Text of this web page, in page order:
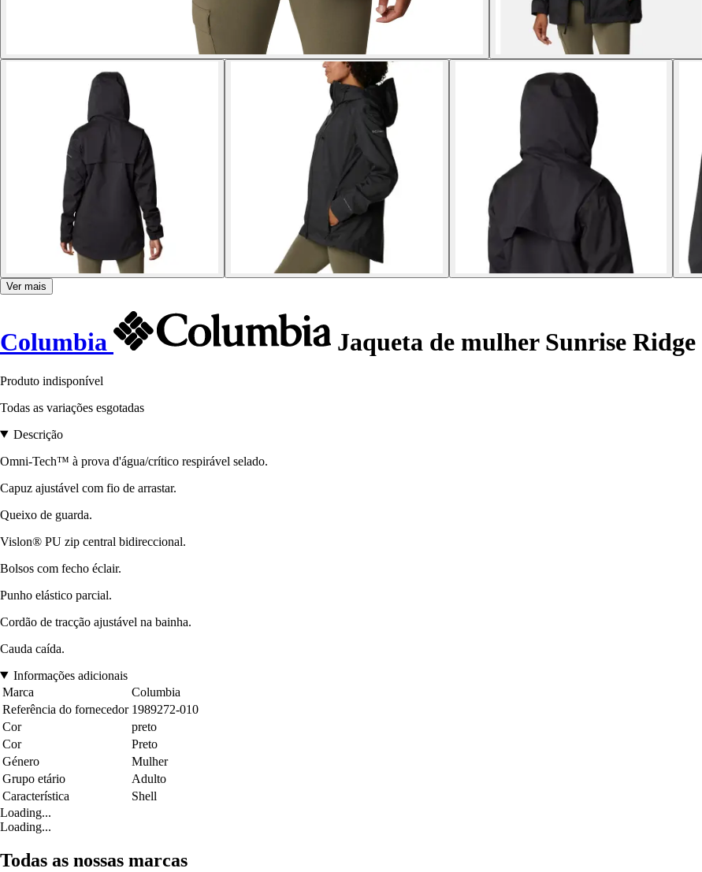
Ver mais
Columbia Jaqueta de mulher Sunrise Ridge
Produto indisponível
Todas as variações esgotadas
Descrição
Omni-Tech™ à prova d'água/crítico respirável selado.
Capuz ajustável com fio de arrastar.
Queixo de guarda.
Vislon® PU zip central bidireccional.
Bolsos com fecho éclair.
Punho elástico parcial.
Cordão de tracção ajustável na bainha.
Cauda caída.
Informações adicionais
Marca
Columbia
Referência do fornecedor 1989272-010
Cor
preto
Cor
Preto
Género
Mulher
Grupo etário
Adulto
Característica
Shell
Loading...
Loading...
Todas as nossas marcas